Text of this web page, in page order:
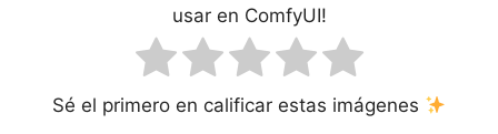
usar en ComfyUI!
Sé el primero en calificar estas imágenes